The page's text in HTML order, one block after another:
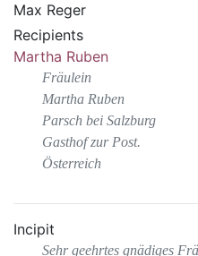
Max Reger
Recipients
Martha Ruben
Fräulein
Martha Ruben
Parsch bei Salzburg
Gasthof zur Post.
Österreich
Incipit
Sehr geehrtes gnädiges